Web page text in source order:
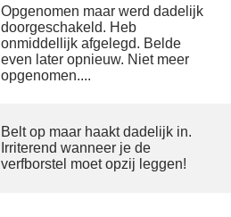
Opgenomen maar werd dadelijk
doorgeschakeld. Heb
onmiddellijk afgelegd. Belde
even later opnieuw. Niet meer
opgenomen....
Belt op maar haakt dadelijk in.
Irriterend wanneer je de
verfborstel moet opzij leggen!